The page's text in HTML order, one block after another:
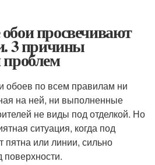
просвечивают
3 причины
обоев по всем правилам ни
на ней, ни выполненные
не виды под отделкой. Но
ситуация, когда под
или линии, сильно